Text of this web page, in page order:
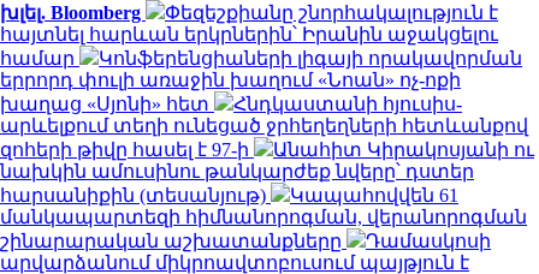
խլել. Bloomberg
Փեզեշքիանը շնորհակալություն է
հայտնել հարևան երկրներին՝ Իրանին աջակցելու
համար
Կոնֆերենցիաների լիգայի որակավորման
երրորդ փուլի առաջին խաղում «Նոան» ոչ-ոքի
խաղաց «Սյոնի» հետ
Հնդկաստանի հյուսիս-
արևելքում տեղի ունեցած ջրհեղեղների հետևանքով
զոհերի թիվը հասել է 97-ի
Անահիտ Կիրակոսյանի ու
նախկին ամուսինու թանկարժեք նվերը՝ դստեր
հարսանիքին (տեսանյութ)
Կապահովվեն 61
մանկապարտեզի հիմնանորոգման, վերանորոգման
շինարարական աշխատանքները
Դամասկոսի
արվարձանում միկրոավտոբուսում պայթյուն է